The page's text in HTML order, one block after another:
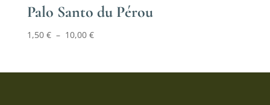
Palo Santo du Pérou
1,50 € – 10,00 €Plage
1,50 €